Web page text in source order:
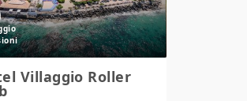
Villaggio Roller